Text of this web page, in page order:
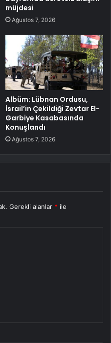
müjdesi
Ağustos 7, 2026
Albüm: Lübnan Ordusu,
İsrail’in Çekildiği Zevtar El-
Garbiye Kasabasında
Konuşlandı
Ağustos 7, 2026
Gerekli alanlar * ile